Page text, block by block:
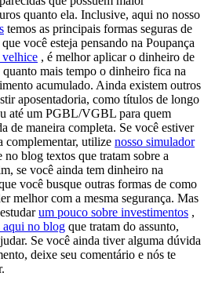
quanto ela. Inclusive, aqui no nosso
temos as principais formas seguras de
você esteja pensando na Poupança
velhice , é melhor aplicar o dinheiro de
mais tempo o dinheiro fica na
acumulado. Ainda existem outros
aposentadoria, como títulos de longo
até um PGBL/VGBL para quem
de maneira completa. Se você estiver
complementar, utilize nosso simulador
no blog textos que tratam sobre a
se você ainda tem dinheiro na
você busque outras formas de como
melhor com a mesma segurança. Mas
um pouco sobre investimentos ,
aqui no blog que tratam do assunto,
Se você ainda tiver alguma dúvida
deixe seu comentário e nós te